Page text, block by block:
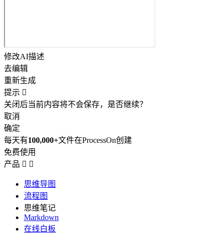
修改AI描述
去编辑
重新生成
提示 
关闭后当前内容将不会保存，是否继续？
取消
确定
每天有100,000+文件在ProcessOn创建
免费使用
产品  
思维导图
流程图
思维笔记
Markdown
在线白板